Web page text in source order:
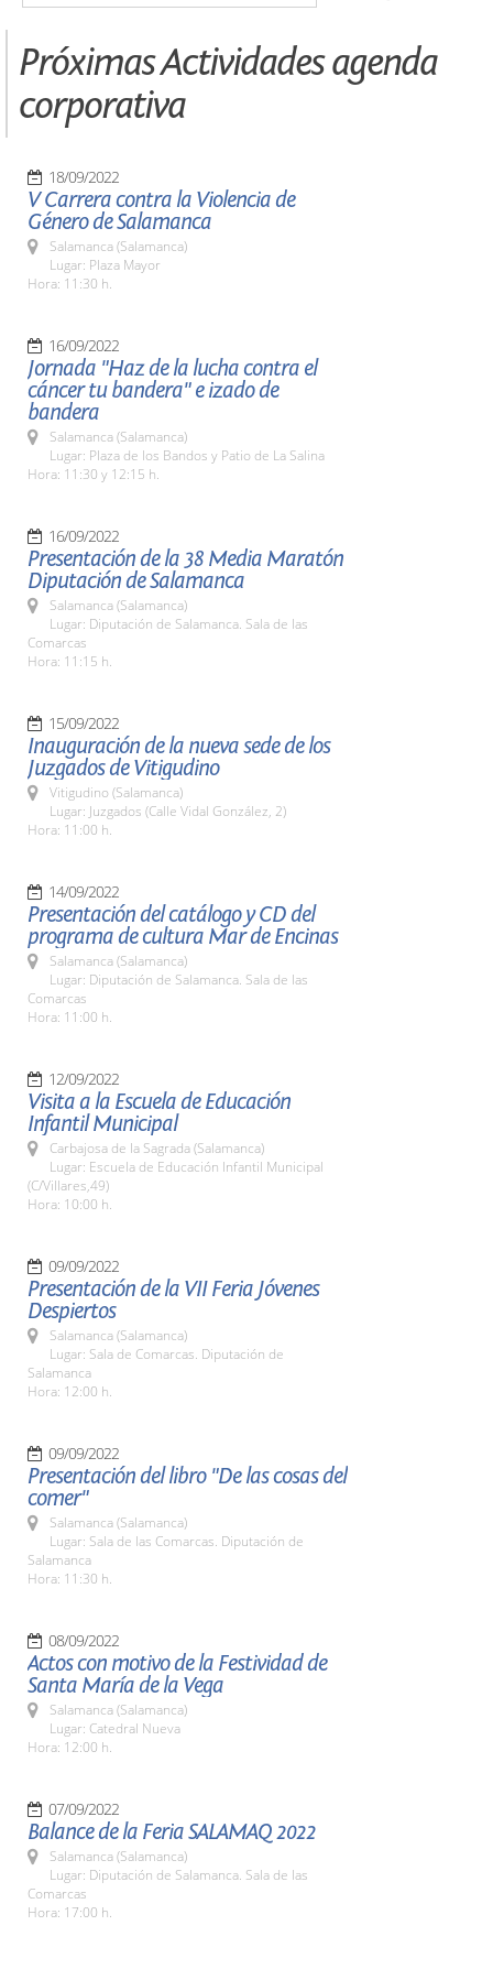
Próximas Actividades agenda
corporativa
18/09/2022
V Carrera contra la Violencia de
Género de Salamanca
Salamanca (Salamanca)
Lugar: Plaza Mayor
Hora: 11:30 h.
16/09/2022
Jornada "Haz de la lucha contra el
cáncer tu bandera" e izado de
bandera
Salamanca (Salamanca)
Lugar: Plaza de los Bandos y Patio de La Salina
Hora: 11:30 y 12:15 h.
16/09/2022
Presentación de la 38 Media Maratón
Diputación de Salamanca
Salamanca (Salamanca)
Lugar: Diputación de Salamanca. Sala de las
Comarcas
Hora: 11:15 h.
15/09/2022
Inauguración de la nueva sede de los
Juzgados de Vitigudino
Vitigudino (Salamanca)
Lugar: Juzgados (Calle Vidal González, 2)
Hora: 11:00 h.
14/09/2022
Presentación del catálogo y CD del
programa de cultura Mar de Encinas
Salamanca (Salamanca)
Lugar: Diputación de Salamanca. Sala de las
Comarcas
Hora: 11:00 h.
12/09/2022
Visita a la Escuela de Educación
Infantil Municipal
Carbajosa de la Sagrada (Salamanca)
Lugar: Escuela de Educación Infantil Municipal
(C/Villares,49)
Hora: 10:00 h.
09/09/2022
Presentación de la VII Feria Jóvenes
Despiertos
Salamanca (Salamanca)
Lugar: Sala de Comarcas. Diputación de
Salamanca
Hora: 12:00 h.
09/09/2022
Presentación del libro "De las cosas del
comer"
Salamanca (Salamanca)
Lugar: Sala de las Comarcas. Diputación de
Salamanca
Hora: 11:30 h.
08/09/2022
Actos con motivo de la Festividad de
Santa María de la Vega
Salamanca (Salamanca)
Lugar: Catedral Nueva
Hora: 12:00 h.
07/09/2022
Balance de la Feria SALAMAQ 2022
Salamanca (Salamanca)
Lugar: Diputación de Salamanca. Sala de las
Comarcas
Hora: 17:00 h.